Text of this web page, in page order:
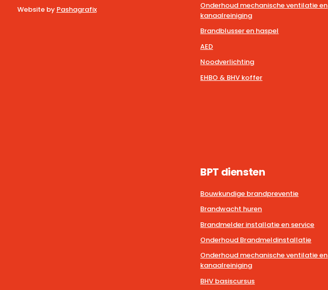
Website by Pashagrafix
Onderhoud mechanische ventilatie en
kanaalreiniging
Brandblusser en haspel
AED
Noodverlichting
EHBO & BHV koffer
BPT diensten
Bouwkundige brandpreventie
Brandwacht huren
Brandmelder installatie en service
Onderhoud Brandmeldinstallatie
Onderhoud mechanische ventilatie en
kanaalreiniging
BHV basiscursus